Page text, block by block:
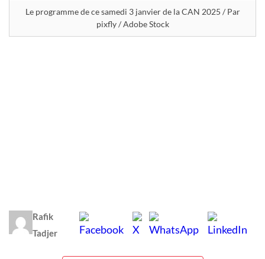
Le programme de ce samedi 3 janvier de la CAN 2025 / Par
pixfly / Adobe Stock
Rafik
Tadjer